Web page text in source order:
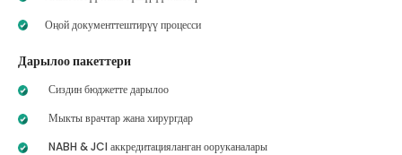
Оңой документтештирүү процесси
Дарылоо пакеттери
Сиздин бюджетте дарылоо
Мыкты врачтар жана хирургдар
NABH & JCI аккредитацияланган ооруканалары